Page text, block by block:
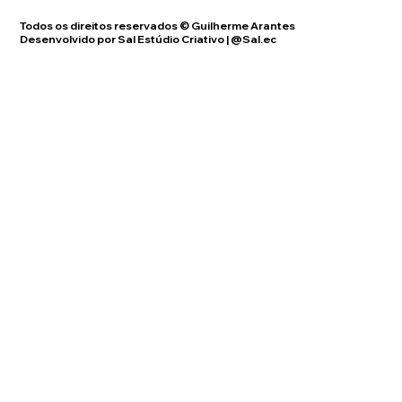
Todos os direitos reservados © Guilherme Arantes
Desenvolvido por Sal Estúdio Criativo | @Sal.ec